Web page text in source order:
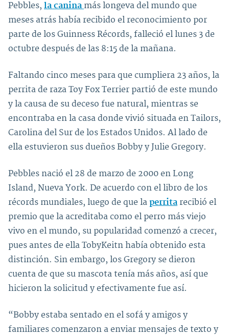
Pebbles, la canina más longeva del mundo que
meses atrás había recibido el reconocimiento por
parte de los Guinness Récords, falleció el lunes 3 de
octubre después de las 8:15 de la mañana.
Faltando cinco meses para que cumpliera 23 años, la
perrita de raza Toy Fox Terrier partió de este mundo
y la causa de su deceso fue natural, mientras se
encontraba en la casa donde vivió situada en Tailors,
Carolina del Sur de los Estados Unidos. Al lado de
ella estuvieron sus dueños Bobby y Julie Gregory.
Pebbles nació el 28 de marzo de 2000 en Long
Island, Nueva York. De acuerdo con el libro de los
récords mundiales, luego de que la perrita recibió el
premio que la acreditaba como el perro más viejo
vivo en el mundo, su popularidad comenzó a crecer,
pues antes de ella TobyKeitn había obtenido esta
distinción. Sin embargo, los Gregory se dieron
cuenta de que su mascota tenía más años, así que
hicieron la solicitud y efectivamente fue así.
“Bobby estaba sentado en el sofá y amigos y
familiares comenzaron a enviar mensajes de texto y